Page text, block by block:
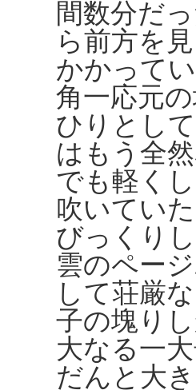
間数分だ
ら前方を
かかって
角一応元
ひりとし
はもう全
でも軽く
吹いてい
びっくり
雲のペー
して荘厳
子の塊り
大なる一
だんと大